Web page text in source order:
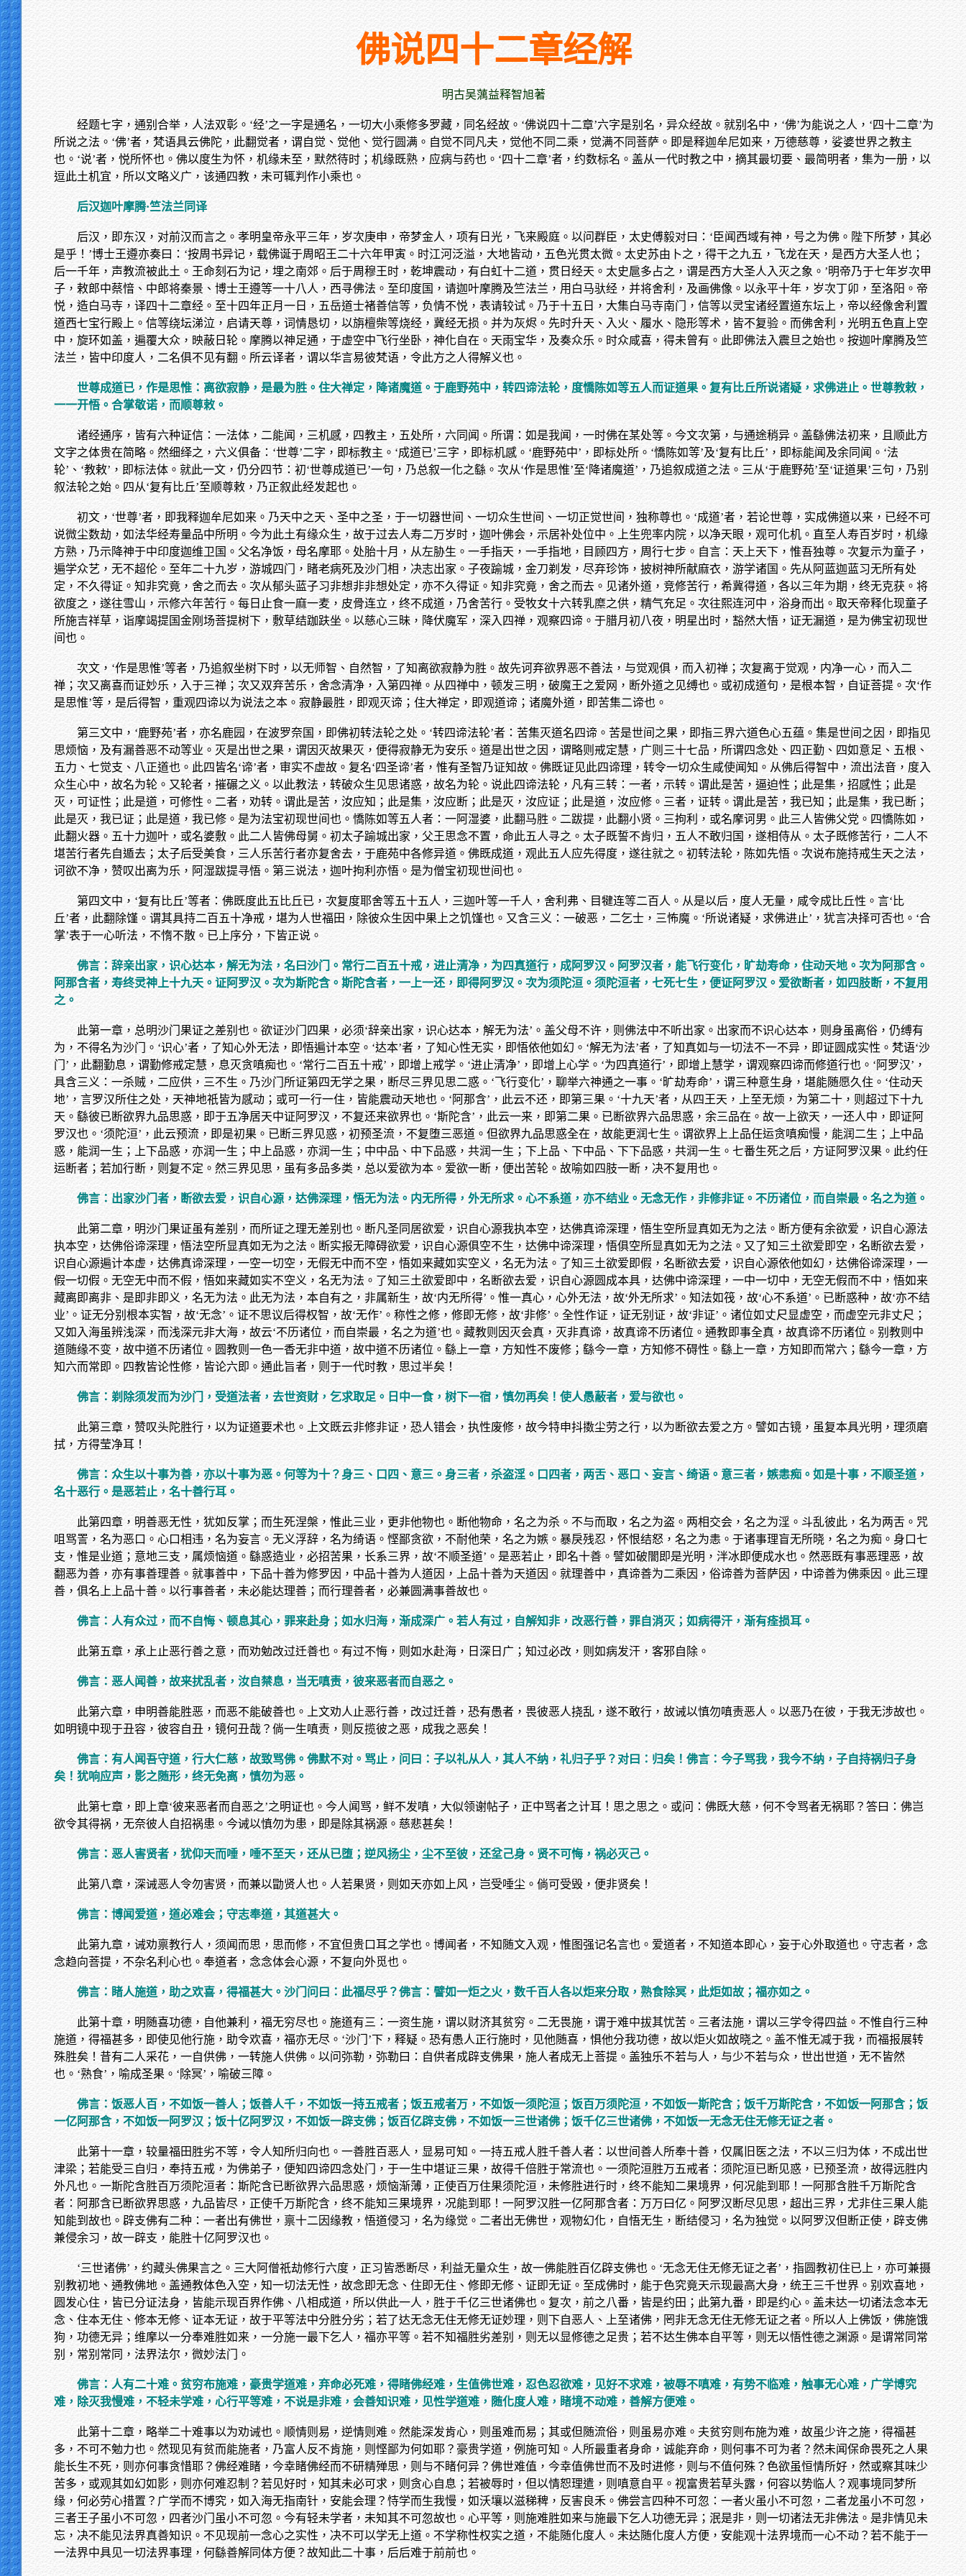
佛说四十二章经解
明古吴蕅益释智旭著
经题七字，通别合举，人法双彰。‘经’之一字是通名，一切大小乘修多罗藏，同名经故。‘佛说四十二章’六字是别名，异众经故。就别名中，‘佛’为能说之人，‘四十二章’为
所说之法。‘佛’者，梵语具云佛陀，此翻觉者，谓自觉、觉他、觉行圆满。自觉不同凡夫，觉他不同二乘，觉满不同菩萨。即是释迦牟尼如来，万德慈尊，娑婆世界之教主
也。‘说’者，悦所怀也。佛以度生为怀，机缘未至，默然待时；机缘既熟，应病与药也。‘四十二章’者，约数标名。盖从一代时教之中，摘其最切要、最简明者，集为一册，以
逗此土机宜，所以文略义广，该通四教，未可辄判作小乘也。
后汉迦叶摩腾·竺法兰同译
后汉，即东汉，对前汉而言之。孝明皇帝永平三年，岁次庚申，帝梦金人，项有日光，飞来殿庭。以问群臣，太史傅毅对曰：‘臣闻西域有神，号之为佛。陛下所梦，其必
是乎！’博士王遵亦奏曰：‘按周书异记，载佛诞于周昭王二十六年甲寅。时江河泛溢，大地皆动，五色光贯太微。太史苏由卜之，得干之九五，飞龙在天，是西方大圣人也；
后一千年，声教流被此土。王命刻石为记，埋之南郊。后于周穆王时，乾坤震动，有白虹十二道，贯日经天。太史扈多占之，谓是西方大圣人入灭之象。’明帝乃于七年岁次甲
子，敕郎中蔡愔、中郎将秦景、博士王遵等一十八人，西寻佛法。至印度国，请迦叶摩腾及竺法兰，用白马驮经，并将舍利，及画佛像。以永平十年，岁次丁卯，至洛阳。帝
悦，造白马寺，译四十二章经。至十四年正月一日，五岳道士褚善信等，负情不悦，表请较试。乃于十五日，大集白马寺南门，信等以灵宝诸经置道东坛上，帝以经像舍利置
道西七宝行殿上。信等绕坛涕泣，启请天尊，词情恳切，以旃檀柴等烧经，冀经无损。并为灰烬。先时升天、入火、履水、隐形等术，皆不复验。而佛舍利，光明五色直上空
中，旋环如盖，遍覆大众，映蔽日轮。摩腾以神足通，于虚空中飞行坐卧，神化自在。天雨宝华，及奏众乐。时众咸喜，得未曾有。此即佛法入震旦之始也。按迦叶摩腾及竺
法兰，皆中印度人，二名俱不见有翻。所云译者，谓以华言易彼梵语，令此方之人得解义也。
世尊成道已，作是思惟：离欲寂静，是最为胜。住大禅定，降诸魔道。于鹿野苑中，转四谛法轮，度憍陈如等五人而证道果。复有比丘所说诸疑，求佛进止。世尊教敕，
一一开悟。合掌敬诺，而顺尊敕。
诸经通序，皆有六种证信：一法体，二能闻，三机感，四教主，五处所，六同闻。所谓：如是我闻，一时佛在某处等。今文次第，与通途稍异。盖繇佛法初来，且顺此方
文字之体贵在简略。然细绎之，六义俱备：‘世尊’二字，即标教主。‘成道已’三字，即标机感。‘鹿野苑中’，即标处所。‘憍陈如等’及‘复有比丘’，即标能闻及余同闻。‘法
轮’、‘教敕’，即标法体。就此一文，仍分四节：初‘世尊成道已’一句，乃总叙一化之繇。次从‘作是思惟’至‘降诸魔道’，乃追叙成道之法。三从‘于鹿野苑’至‘证道果’三句，乃别
叙法轮之始。四从‘复有比丘’至顺尊敕，乃正叙此经发起也。
初文，‘世尊’者，即我释迦牟尼如来。乃天中之天、圣中之圣，于一切器世间、一切众生世间、一切正觉世间，独称尊也。‘成道’者，若论世尊，实成佛道以来，已经不可
说微尘数劫，如法华经寿量品中所明。今为此土有缘众生，故于过去人寿二万岁时，迦叶佛会，示居补处位中。上生兜率内院，以净天眼，观可化机。直至人寿百岁时，机缘
方熟，乃示降神于中印度迦维卫国。父名净饭，母名摩耶。处胎十月，从左胁生。一手指天，一手指地，目顾四方，周行七步。自言：天上天下，惟吾独尊。次复示为童子，
遍学众艺，无不超伦。至年二十九岁，游城四门，睹老病死及沙门相，决志出家。子夜踰城，金刀剃发，尽弃珍饰，披树神所献麻衣，游学诸国。先从阿蓝迦蓝习无所有处
定，不久得证。知非究竟，舍之而去。次从郁头蓝子习非想非非想处定，亦不久得证。知非究竟，舍之而去。见诸外道，竞修苦行，希冀得道，各以三年为期，终无克获。将
欲度之，遂往雪山，示修六年苦行。每日止食一麻一麦，皮骨连立，终不成道，乃舍苦行。受牧女十六转乳糜之供，精气充足。次往熙连河中，浴身而出。取天帝释化现童子
所施吉祥草，诣摩竭提国金刚场菩提树下，敷草结跏趺坐。以慈心三昧，降伏魔军，深入四禅，观察四谛。于腊月初八夜，明星出时，豁然大悟，证无漏道，是为佛宝初现世
间也。
次文，‘作是思惟’等者，乃追叙坐树下时，以无师智、自然智，了知离欲寂静为胜。故先诃弃欲界恶不善法，与觉观俱，而入初禅；次复离于觉观，内净一心，而入二
禅；次又离喜而证妙乐，入于三禅；次又双弃苦乐，舍念清净，入第四禅。从四禅中，顿发三明，破魔王之爱网，断外道之见缚也。或初成道句，是根本智，自证菩提。次‘作
是思惟’等，是后得智，重观四谛以为说法之本。寂静最胜，即观灭谛；住大禅定，即观道谛；诸魔外道，即苦集二谛也。
第三文中，‘鹿野苑’者，亦名鹿园，在波罗奈国，即佛初转法轮之处。‘转四谛法轮’者：苦集灭道名四谛。苦是世间之果，即指三界六道色心五蕴。集是世间之因，即指见
思烦恼，及有漏善恶不动等业。灭是出世之果，谓因灭故果灭，便得寂静无为安乐。道是出世之因，谓略则戒定慧，广则三十七品，所谓四念处、四正勤、四如意足、五根、
五力、七觉支、八正道也。此四皆名‘谛’者，审实不虚故。复名‘四圣谛’者，惟有圣智乃证知故。佛既证见此四谛理，转令一切众生咸使闻知。从佛后得智中，流出法音，度入
众生心中，故名为轮。又轮者，摧碾之义。以此教法，转破众生见思诸惑，故名为轮。说此四谛法轮，凡有三转：一者，示转。谓此是苦，逼迫性；此是集，招感性；此是
灭，可证性；此是道，可修性。二者，劝转。谓此是苦，汝应知；此是集，汝应断；此是灭，汝应证；此是道，汝应修。三者，证转。谓此是苦，我已知；此是集，我已断；
此是灭，我已证；此是道，我已修。是为法宝初现世间也。憍陈如等五人者：一阿湿婆，此翻马胜。二跋提，此翻小贤。三拘利，或名摩诃男。此三人皆佛父党。四憍陈如，
此翻火器。五十力迦叶，或名婆敷。此二人皆佛母舅。初太子踰城出家，父王思念不置，命此五人寻之。太子既誓不肯归，五人不敢归国，遂相侍从。太子既修苦行，二人不
堪苦行者先自遁去；太子后受美食，三人乐苦行者亦复舍去，于鹿苑中各修异道。佛既成道，观此五人应先得度，遂往就之。初转法轮，陈如先悟。次说布施持戒生天之法，
诃欲不净，赞叹出离为乐，阿湿跋提寻悟。第三说法，迦叶拘利亦悟。是为僧宝初现世间也。
第四文中，‘复有比丘’等者：佛既度此五比丘已，次复度耶舍等五十五人，三迦叶等一千人，舍利弗、目犍连等二百人。从是以后，度人无量，咸令成比丘性。言‘比
丘’者，此翻除馑。谓其具持二百五十净戒，堪为人世福田，除彼众生因中果上之饥馑也。又含三义：一破恶，二乞士，三怖魔。‘所说诸疑，求佛进止’，犹言决择可否也。‘合
掌’表于一心听法，不惰不散。已上序分，下皆正说。
佛言：辞亲出家，识心达本，解无为法，名曰沙门。常行二百五十戒，进止清净，为四真道行，成阿罗汉。阿罗汉者，能飞行变化，旷劫寿命，住动天地。次为阿那含。
阿那含者，寿终灵神上十九天。证阿罗汉。次为斯陀含。斯陀含者，一上一还，即得阿罗汉。次为须陀洹。须陀洹者，七死七生，便证阿罗汉。爱欲断者，如四肢断，不复用
之。
此第一章，总明沙门果证之差别也。欲证沙门四果，必须‘辞亲出家，识心达本，解无为法’。盖父母不许，则佛法中不听出家。出家而不识心达本，则身虽离俗，仍缚有
为，不得名为沙门。‘识心’者，了知心外无法，即悟遍计本空。‘达本’者，了知心性无实，即悟依他如幻。‘解无为法’者，了知真如与一切法不一不异，即证圆成实性。梵语‘沙
门’，此翻勤息，谓勤修戒定慧，息灭贪嗔痴也。‘常行二百五十戒’，即增上戒学。‘进止清净’，即增上心学。‘为四真道行’，即增上慧学，谓观察四谛而修道行也。‘阿罗汉’，
具含三义：一杀贼，二应供，三不生。乃沙门所证第四无学之果，断尽三界见思二惑。‘飞行变化’，聊举六神通之一事。‘旷劫寿命’，谓三种意生身，堪能随愿久住。‘住动天
地’，言罗汉所住之处，天神地祇皆为感动；或可一行一住，皆能震动天地也。‘阿那含’，此云不还，即第三果。‘十九天’者，从四王天，上至无烦，为第二十，则超过下十九
天。繇彼已断欲界九品思惑，即于五净居天中证阿罗汉，不复还来欲界也。‘斯陀含’，此云一来，即第二果。已断欲界六品思惑，余三品在。故一上欲天，一还人中，即证阿
罗汉也。‘须陀洹’，此云预流，即是初果。已断三界见惑，初预圣流，不复堕三恶道。但欲界九品思惑全在，故能更润七生。谓欲界上上品任运贪嗔痴慢，能润二生；上中品
惑，能润一生；上下品惑，亦润一生；中上品惑，亦润一生；中中品、中下品惑，共润一生；下上品、下中品、下下品惑，共润一生。七番生死之后，方证阿罗汉果。此约任
运断者；若加行断，则复不定。然三界见思，虽有多品多类，总以爱欲为本。爱欲一断，便出苦轮。故喻如四肢一断，决不复用也。
佛言：出家沙门者，断欲去爱，识自心源，达佛深理，悟无为法。内无所得，外无所求。心不系道，亦不结业。无念无作，非修非证。不历诸位，而自崇最。名之为道。
此第二章，明沙门果证虽有差别，而所证之理无差别也。断凡圣同居欲爱，识自心源我执本空，达佛真谛深理，悟生空所显真如无为之法。断方便有余欲爱，识自心源法
执本空，达佛俗谛深理，悟法空所显真如无为之法。断实报无障碍欲爱，识自心源俱空不生，达佛中谛深理，悟俱空所显真如无为之法。又了知三土欲爱即空，名断欲去爱，
识自心源遍计本虚，达佛真谛深理，一空一切空，无假无中而不空，悟如来藏如实空义，名无为法。了知三土欲爱即假，名断欲去爱，识自心源依他如幻，达佛俗谛深理，一
假一切假。无空无中而不假，悟如来藏如实不空义，名无为法。了知三土欲爱即中，名断欲去爱，识自心源圆成本具，达佛中谛深理，一中一切中，无空无假而不中，悟如来
藏离即离非、是即非即义，名无为法。此无为法，本自有之，非属新生，故‘内无所得’。惟一真心，心外无法，故‘外无所求’。知法如筏，故‘心不系道’。已断惑种，故‘亦不结
业’。证无分别根本实智，故‘无念’。证不思议后得权智，故‘无作’。称性之修，修即无修，故‘非修’。全性作证，证无别证，故‘非证’。诸位如丈尺显虚空，而虚空元非丈尺；
又如入海虽辨浅深，而浅深元非大海，故云‘不历诸位，而自崇最，名之为道’也。藏教则因灭会真，灭非真谛，故真谛不历诸位。通教即事全真，故真谛不历诸位。别教则中
道随缘不变，故中道不历诸位。圆教则一色一香无非中道，故中道不历诸位。繇上一章，方知性不废修；繇今一章，方知修不碍性。繇上一章，方知即而常六；繇今一章，方
知六而常即。四教皆论性修，皆论六即。通此旨者，则于一代时教，思过半矣！
佛言：剃除须发而为沙门，受道法者，去世资财，乞求取足。日中一食，树下一宿，慎勿再矣！使人愚蔽者，爱与欲也。
此第三章，赞叹头陀胜行，以为证道要术也。上文既云非修非证，恐人错会，执性废修，故今特申抖擞尘劳之行，以为断欲去爱之方。譬如古镜，虽复本具光明，理须磨
拭，方得莹净耳！
佛言：众生以十事为善，亦以十事为恶。何等为十？身三、口四、意三。身三者，杀盗淫。口四者，两舌、恶口、妄言、绮语。意三者，嫉恚痴。如是十事，不顺圣道，
名十恶行。是恶若止，名十善行耳。
此第四章，明善恶无性，犹如反掌；而生死涅槃，惟此三业，更非他物也。断他物命，名之为杀。不与而取，名之为盗。两相交会，名之为淫。斗乱彼此，名为两舌。咒
咀骂詈，名为恶口。心口相违，名为妄言。无义浮辞，名为绮语。悭鄙贪欲，不耐他荣，名之为嫉。暴戾残忍，怀恨结怒，名之为恚。于诸事理盲无所晓，名之为痴。身口七
支，惟是业道；意地三支，属烦恼道。繇惑造业，必招苦果，长系三界，故‘不顺圣道’。是恶若止，即名十善。譬如破闇即是光明，泮冰即便成水也。然恶既有事恶理恶，故
翻恶为善，亦有事善理善。就事善中，下品十善为修罗因，中品十善为人道因，上品十善为天道因。就理善中，真谛善为二乘因，俗谛善为菩萨因，中谛善为佛乘因。此三理
善，俱名上上品十善。以行事善者，未必能达理善；而行理善者，必兼圆满事善故也。
佛言：人有众过，而不自悔、顿息其心，罪来赴身；如水归海，渐成深广。若人有过，自解知非，改恶行善，罪自消灭；如病得汗，渐有痊损耳。
此第五章，承上止恶行善之意，而劝勉改过迁善也。有过不悔，则如水赴海，日深日广；知过必改，则如病发汗，客邪自除。
佛言：恶人闻善，故来扰乱者，汝自禁息，当无嗔责，彼来恶者而自恶之。
此第六章，申明善能胜恶，而恶不能破善也。上文劝人止恶行善，改过迁善，恐有愚者，畏彼恶人挠乱，遂不敢行，故诫以慎勿嗔责恶人。以恶乃在彼，于我无涉故也。
如明镜中现于丑容，彼容自丑，镜何丑哉？倘一生嗔责，则反揽彼之恶，成我之恶矣！
佛言：有人闻吾守道，行大仁慈，故致骂佛。佛默不对。骂止，问曰：子以礼从人，其人不纳，礼归子乎？对曰：归矣！佛言：今子骂我，我今不纳，子自持祸归子身
矣！犹响应声，影之随形，终无免离，慎勿为恶。
此第七章，即上章‘彼来恶者而自恶之’之明证也。今人闻骂，鲜不发嗔，大似领谢帖子，正中骂者之计耳！思之思之。或问：佛既大慈，何不令骂者无祸耶？答曰：佛岂
欲令其得祸，无奈彼人自招祸患。今诫以慎勿为患，即是除其祸源。慈悲甚矣！
佛言：恶人害贤者，犹仰天而唾，唾不至天，还从已堕；逆风扬尘，尘不至彼，还坌己身。贤不可悔，祸必灭己。
此第八章，深诫恶人令勿害贤，而兼以勖贤人也。人若果贤，则如天亦如上风，岂受唾尘。倘可受毁，便非贤矣！
佛言：博闻爱道，道必难会；守志奉道，其道甚大。
此第九章，诫劝禀教行人，须闻而思，思而修，不宜但贵口耳之学也。博闻者，不知随文入观，惟图强记名言也。爱道者，不知道本即心，妄于心外取道也。守志者，念
念趋向菩提，不杂名利心也。奉道者，念念体会心源，不复向外觅也。
佛言：睹人施道，助之欢喜，得福甚大。沙门问曰：此福尽乎？佛言：譬如一炬之火，数千百人各以炬来分取，熟食除冥，此炬如故；福亦如之。
此第十章，明随喜功德，自他兼利，福无穷尽也。施道有三：一资生施，谓以财济其贫穷。二无畏施，谓于难中拔其忧苦。三者法施，谓以三学令得四益。不惟自行三种
施道，得福甚多，即使见他行施，助令欢喜，福亦无尽。‘沙门’下，释疑。恐有愚人正行施时，见他随喜，惧他分我功德，故以炬火如故晓之。盖不惟无减于我，而福报展转
殊胜矣！昔有二人采花，一自供佛，一转施人供佛。以问弥勒，弥勒曰：自供者成辟支佛果，施人者成无上菩提。盖独乐不若与人，与少不若与众，世出世道，无不皆然
也。‘熟食’，喻成圣果。‘除冥’，喻破三障。
佛言：饭恶人百，不如饭一善人；饭善人千，不如饭一持五戒者；饭五戒者万，不如饭一须陀洹；饭百万须陀洹，不如饭一斯陀含；饭千万斯陀含，不如饭一阿那含；饭
一亿阿那含，不如饭一阿罗汉；饭十亿阿罗汉，不如饭一辟支佛；饭百亿辟支佛，不如饭一三世诸佛；饭千亿三世诸佛，不如饭一无念无住无修无证之者。
此第十一章，较量福田胜劣不等，令人知所归向也。一善胜百恶人，显易可知。一持五戒人胜千善人者：以世间善人所奉十善，仅属旧医之法，不以三归为体，不成出世
津梁；若能受三自归，奉持五戒，为佛弟子，便知四谛四念处门，于一生中堪证三果，故得千倍胜于常流也。一须陀洹胜万五戒者：须陀洹已断见惑，已预圣流，故得远胜内
外凡也。一斯陀含胜百万须陀洹者：斯陀含已断欲界六品思惑，烦恼渐薄，正使百万住果须陀洹，未修胜进行时，终不能知二果境界，何况能到耶！一阿那含胜千万斯陀含
者：阿那含已断欲界思惑，九品皆尽，正使千万斯陀含，终不能知三果境界，况能到耶！一阿罗汉胜一亿阿那含者：万万曰亿。阿罗汉断尽见思，超出三界，尤非住三果人能
知能到故也。辟支佛有二种：一者出有佛世，禀十二因缘教，悟道侵习，名为缘觉。二者出无佛世，观物幻化，自悟无生，断结侵习，名为独觉。以阿罗汉但断正使，辟支佛
兼侵余习，故一辟支，能胜十亿阿罗汉也。
‘三世诸佛’，约藏头佛果言之。三大阿僧祇劫修行六度，正习皆悉断尽，利益无量众生，故一佛能胜百亿辟支佛也。‘无念无住无修无证之者’，指圆教初住已上，亦可兼摄
别教初地、通教佛地。盖通教体色入空，知一切法无性，故念即无念、住即无住、修即无修、证即无证。至成佛时，能于色究竟天示现最高大身，统王三千世界。别欢喜地，
圆发心住，皆已分证法身，皆能示现百界作佛、八相成道，所以供此一人，胜于千亿三世诸佛也。复次，前之八番，皆是约田；此第九番，即是约心。盖未达一切诸法念本无
念、住本无住、修本无修、证本无证，故于平等法中分胜分劣；若了达无念无住无修无证妙理，则下自恶人、上至诸佛，罔非无念无住无修无证之者。所以人上佛饭，佛施饿
狗，功德无异；维摩以一分奉难胜如来，一分施一最下乞人，福亦平等。若不知福胜劣差别，则无以显修德之足贵；若不达生佛本自平等，则无以悟性德之渊源。是谓常同常
别，常别常同，法界法尔，微妙法门。
佛言：人有二十难。贫穷布施难，豪贵学道难，弃命必死难，得睹佛经难，生值佛世难，忍色忍欲难，见好不求难，被辱不嗔难，有势不临难，触事无心难，广学博究
难，除灭我慢难，不轻未学难，心行平等难，不说是非难，会善知识难，见性学道难，随化度人难，睹境不动难，善解方便难。
此第十二章，略举二十难事以为劝诫也。顺情则易，逆情则难。然能深发肯心，则虽难而易；其或但随流俗，则虽易亦难。夫贫穷则布施为难，故虽少许之施，得福甚
多，不可不勉力也。然现见有贫而能施者，乃富人反不肯施，则悭鄙为何如耶？豪贵学道，例施可知。人所最重者身命，诚能弃命，则何事不可为者？然未闻保命畏死之人果
能长生不死，则亦何事贪惜耶？佛经难睹，今幸睹佛经而不研精殚思，则与不睹何异？佛世难值，今幸值佛世而不及时进修，则与不值何殊？色欲虽恒情所好，然或察其味少
苦多，或观其如幻如影，则亦何难忍制？若见好时，知其未必可求，则贪心自息；若被辱时，但以情恕理遣，则嗔意自平。视富贵若草头露，何容以势临人？观事境同梦所
缘，何必劳心措置？广学而不博究，如入海无指南针，安能会理？恃学而生我慢，如沃壤以滋稊稗，反害良禾。佛尝言四种不可忽：一者火虽小不可忽，二者龙虽小不可忽，
三者王子虽小不可忽，四者沙门虽小不可忽。今有轻未学者，未知其不可忽故也。心平等，则施难胜如来与施最下乞人功德无异；泯是非，则一切诸法无非佛法。是非情见未
忘，决不能见法界真善知识。不见现前一念心之实性，决不可以学无上道。不学称性权实之道，不能随化度人。未达随化度人方便，安能观十法界境而一心不动？若不能于一
一法界中具见一切法界事理，何繇善解同体方便？故知此二十事，后后难于前前也。